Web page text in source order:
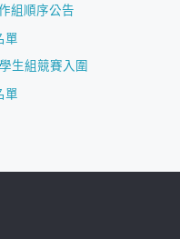
組順序公告
單
生組競賽入圍
單